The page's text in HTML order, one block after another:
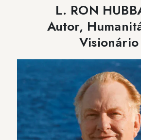
L. RON
Autor,
Visionário